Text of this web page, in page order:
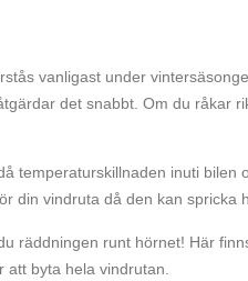
vanligast under
det snabbt. Om du råkar
temperaturskillnaden inuti bilen
din vindruta då den kan spricka
räddningen runt hörnet! Här
att byta hela vindrutan.